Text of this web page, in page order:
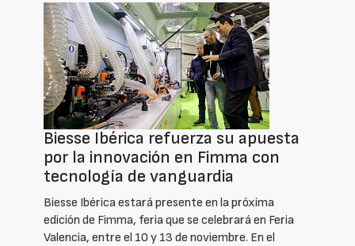
Biesse Ibérica refuerza su apuesta
por la innovación en Fimma con
tecnología de vanguardia
Biesse Ibérica estará presente en la próxima
edición de Fimma, feria que se celebrará en Feria
Valencia, entre el 10 y 13 de noviembre. En el